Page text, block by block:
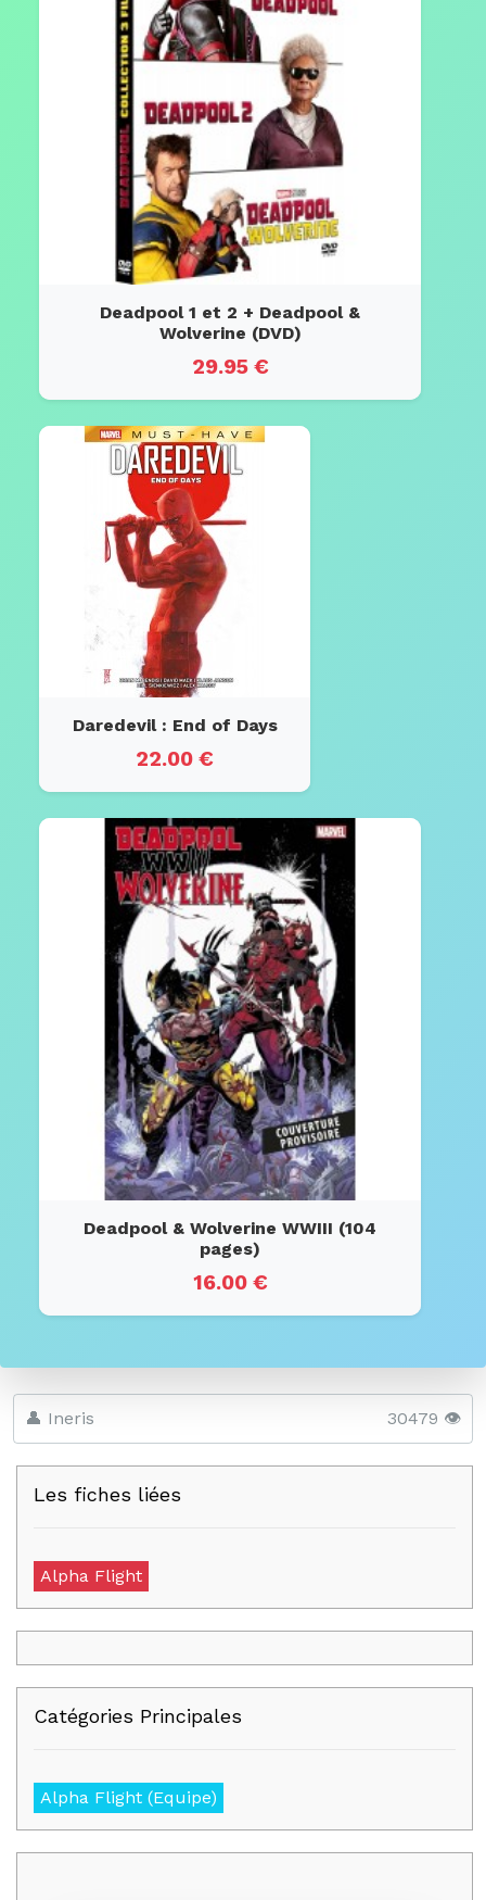
Deadpool 1 et 2 + Deadpool &
Wolverine (DVD)
29.95 €
Daredevil : End of Days
22.00 €
Deadpool & Wolverine WWIII (104
pages)
16.00 €
👤 Ineris 30479 👁️
Les fiches liées
Alpha Flight
Catégories Principales
Alpha Flight (Equipe)